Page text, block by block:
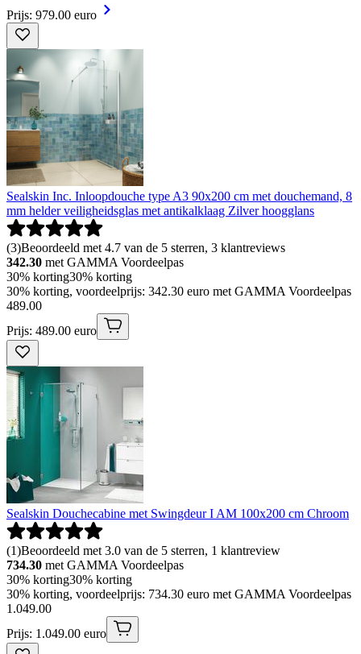
Prijs: 979.00 euro
Sealskin Inc. Inloopdouche type A3 90x200 cm met douchemand, 8
mm helder veiligheidsglas met antikalklaag Zilver hoogglans
(3)Beoordeeld met 4.7 van de 5 sterren, 3 klantreviews
342.30 met GAMMA Voordeelpas
30% korting30% korting
30% korting, voordeelprijs: 342.30 euro met GAMMA Voordeelpas
489.00
Prijs: 489.00 euro
Sealskin Douchecabine met Swingdeur I AM 100x200 cm Chroom
(1)Beoordeeld met 3.0 van de 5 sterren, 1 klantreview
734.30 met GAMMA Voordeelpas
30% korting30% korting
30% korting, voordeelprijs: 734.30 euro met GAMMA Voordeelpas
1 .049.00
Prijs: 1.049.00 euro